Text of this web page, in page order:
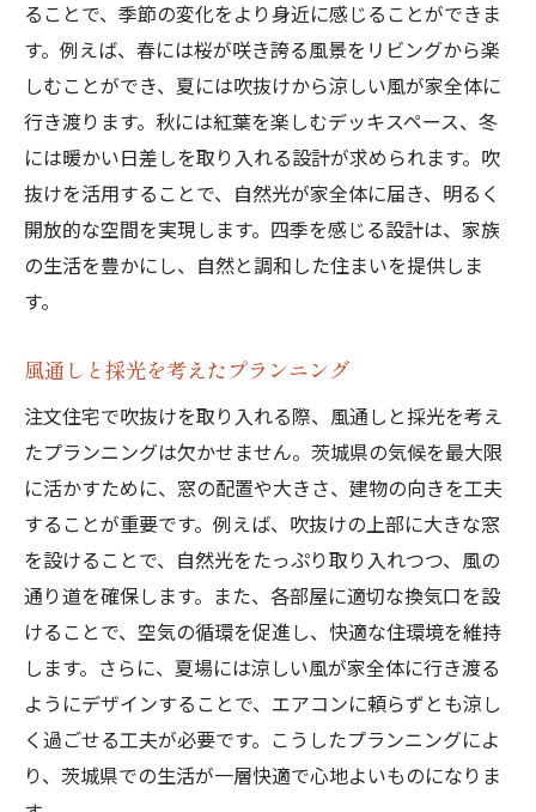
ることで、季節の変化をより身近に感じることができま
す。例えば、春には桜が咲き誇る風景をリビングから楽
しむことができ、夏には吹抜けから涼しい風が家全体に
行き渡ります。秋には紅葉を楽しむデッキスペース、冬
には暖かい日差しを取り入れる設計が求められます。吹
抜けを活用することで、自然光が家全体に届き、明るく
開放的な空間を実現します。四季を感じる設計は、家族
の生活を豊かにし、自然と調和した住まいを提供しま
す。
風通しと採光を考えたプランニング
注文住宅で吹抜けを取り入れる際、風通しと採光を考え
たプランニングは欠かせません。茨城県の気候を最大限
に活かすために、窓の配置や大きさ、建物の向きを工夫
することが重要です。例えば、吹抜けの上部に大きな窓
を設けることで、自然光をたっぷり取り入れつつ、風の
通り道を確保します。また、各部屋に適切な換気口を設
けることで、空気の循環を促進し、快適な住環境を維持
します。さらに、夏場には涼しい風が家全体に行き渡る
ようにデザインすることで、エアコンに頼らずとも涼し
く過ごせる工夫が必要です。こうしたプランニングによ
り、茨城県での生活が一層快適で心地よいものになりま